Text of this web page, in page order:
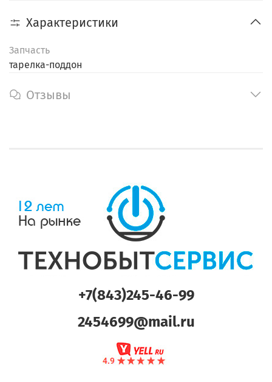
Характеристики
Запчасть
тарелка-поддон
Отзывы
+7(843)245-46-99
2454699@mail.ru